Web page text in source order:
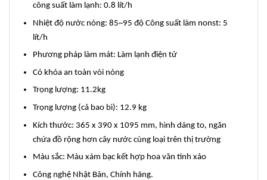
công suất làm lạnh: 0.8 lít/h
Nhiệt độ nước nóng: 85~95 độ Công suất làm nonst: 5
lít/h
Phương pháp làm mát: Làm lạnh điện tử
Có khóa an toàn vòi nóng
Trọng lượng: 11.2kg
Trọng lượng (cả bao bì): 12.9 kg
Kích thước: 365 x 390 x 1095 mm, hình dáng to, ngăn
chứa đồ rộng hơn cây nước cùng loại trên thị trường
Màu sắc: Màu xám bạc kết hợp hoa văn tinh xảo
Công nghệ Nhật Bản, Chính hãng.